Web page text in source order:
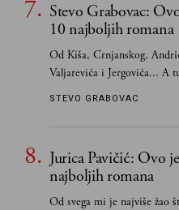
poznavale
Stevo Grabovac:
10 najboljih romana
Od Kiša, Crnjanskog,
Valjarevića i Jergovića... A
STEVO GRABOVAC
Jurica Pavičić: Ovo
najboljih romana
Od svega mi je najviše žao